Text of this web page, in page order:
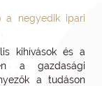
a negyedik ipari
kihívások és a
a gazdasági
a tudáson